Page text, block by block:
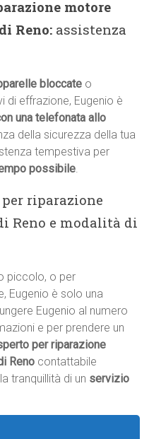
motore
Reno: assistenza
bloccate o
di effrazione, Eugenio è
una telefonata allo
della sicurezza della tua
tempestiva per
possibile.
riparazione
Reno e modalità di
piccolo, o per
Eugenio è solo una
Eugenio al numero
e per prendere un
per riparazione
Reno contattabile
tranquillità di un servizio